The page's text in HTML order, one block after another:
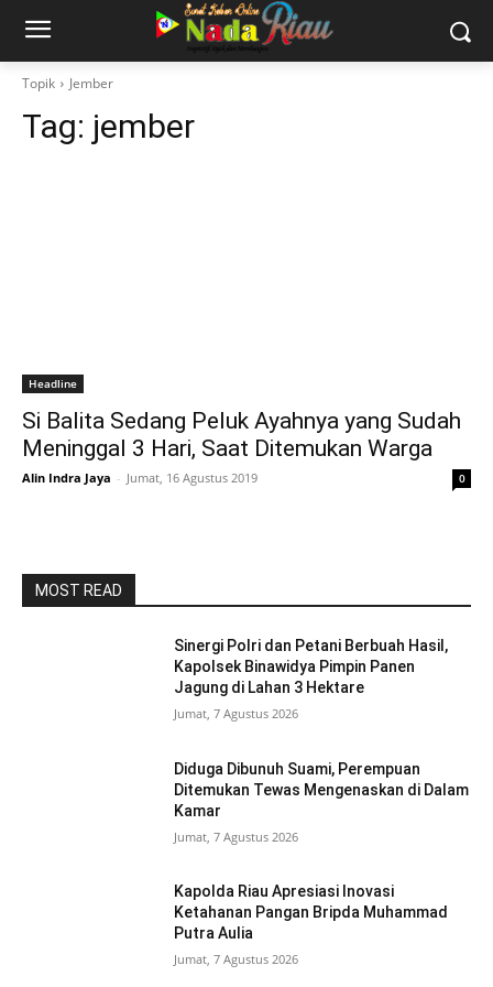
Topik Jember
Tag: jember
Headline
Si Balita Sedang Peluk Ayahnya yang Sudah
Meninggal 3 Hari, Saat Ditemukan Warga
Alin Indra Jaya - Jumat, 16 Agustus 2019 0
MOST READ
Sinergi Polri dan Petani Berbuah Hasil,
Kapolsek Binawidya Pimpin Panen
Jagung di Lahan 3 Hektare
Jumat, 7 Agustus 2026
Diduga Dibunuh Suami, Perempuan
Ditemukan Tewas Mengenaskan di Dalam
Kamar
Jumat, 7 Agustus 2026
Kapolda Riau Apresiasi Inovasi
Ketahanan Pangan Bripda Muhammad
Putra Aulia
Jumat, 7 Agustus 2026